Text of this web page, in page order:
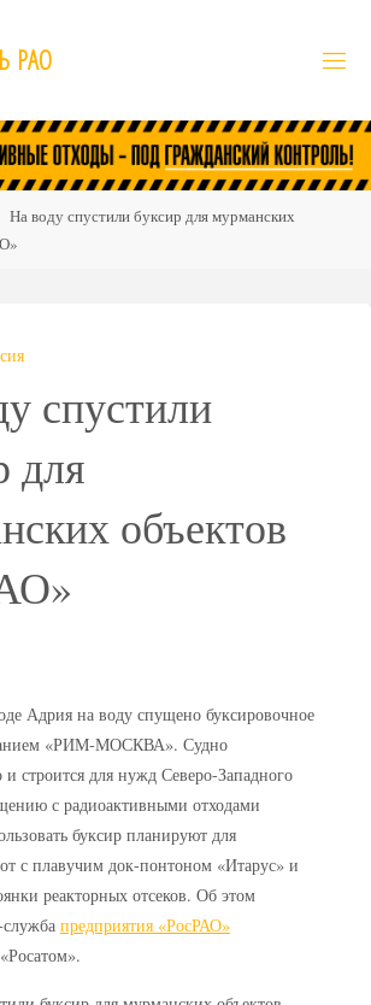
Ь РАО
На воду спустили буксир для мурманских
спустили
для
объектов
Адрия на воду спущено буксировочное
«РИМ-МОСКВА». Судно
и строится для нужд Северо-Западного
с радиоактивными отходами
буксир планируют для
с плавучим док-понтоном «Итарус» и
реакторных отсеков. Об этом
служба предприятия «РосРАО»